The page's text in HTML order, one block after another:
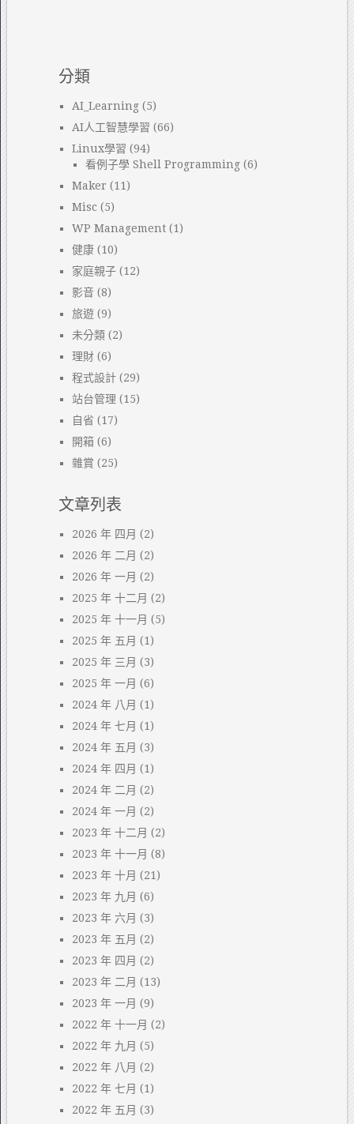
分類
AI_Learning(5)
AI人工智慧學習 (66)
Linux學習 (94)
看例子學 Shell Programming(6)
Maker (11)
Misc (5)
WP Management(1)
健康(10)
家庭親子(12)
影音(8)
旅遊(9)
未分類(2)
理財(6)
程式設計(29)
站台管理 (15)
自省 (17)
開箱(6)
雜賞 (25)
文章列表
2026 年 四月 (2)
2026 年 二月 (2)
2026 年 一月 (2)
2025 年 十二月 (2)
2025 年 十一月 (5)
2025 年 五月 (1)
2025 年 三月 (3)
2025 年 一月 (6)
2024 年 八月 (1)
2024 年 七月 (1)
2024 年 五月 (3)
2024 年 四月 (1)
2024 年 二月 (2)
2024 年 一月 (2)
2023 年 十二月 (2)
2023 年 十一月 (8)
2023 年 十月 (21)
2023 年 九月 (6)
2023 年 六月 (3)
2023 年 五月 (2)
2023 年 四月 (2)
2023 年 二月 (13)
2023 年 一月 (9)
2022 年 十一月 (2)
2022 年 九月 (5)
2022 年 八月 (2)
2022 年 七月 (1)
2022 年 五月 (3)